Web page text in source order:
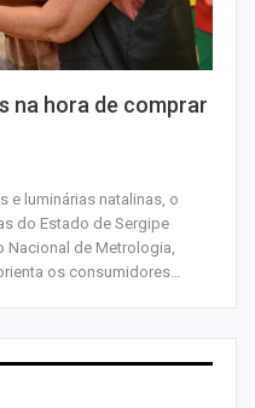
na hora de comprar
e luminárias natalinas, o
do Estado de Sergipe
de Metrologia,
os consumidores…